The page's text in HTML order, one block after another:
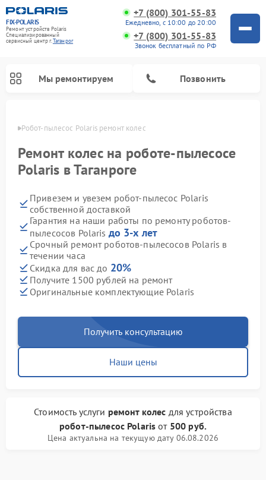
FIX-POLARIS
Ремонт устройств Polaris
Специализированный
cервисный центр г.Таганрог
+7 (800) 301-55-83
Ежедневно, с 10:00 до 20:00
+7 (800) 301-55-83
Звонок бесплатный по РФ
Мы ремонтируем Позвонить
Робот-пылесос Polaris ремонт колес
Ремонт колес на роботе-пылесосе
Polaris в Таганроге
Привезем и увезем робот-пылесос Polaris
собственной доставкой
Гарантия на наши работы по ремонту роботов-
пылесосов Polaris до 3-х лет
Срочный ремонт роботов-пылесосов Polaris в
течении часа
Скидка для вас до 20%
Получите 1500 рублей на ремонт
Оригинальные комплектующие Polaris
Получить консультацию
Наши цены
Стоимость услуги ремонт колес для устройства
робот-пылесос Polaris от 500 руб.
Цена актуальна на текущую дату 06.08.2026